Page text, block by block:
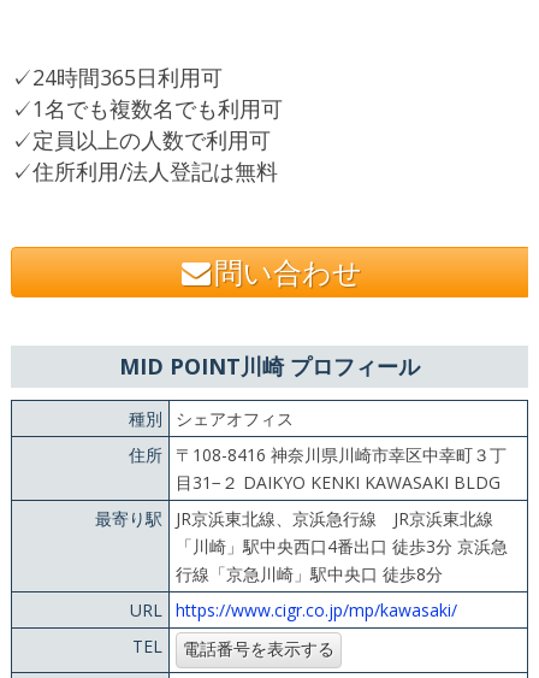
✓24時間365日利用可
✓1名でも複数名でも利用可
✓定員以上の人数で利用可
✓住所利用/法人登記は無料
問い合わせ
MID POINT川崎 プロフィール
種別
シェアオフィス
住所
〒108-8416 神奈川県川崎市幸区中幸町３丁
目31−２ DAIKYO KENKI KAWASAKI BLDG
最寄り駅
JR京浜東北線、京浜急行線 JR京浜東北線
「川崎」駅中央⻄⼝4番出⼝ 徒歩3分 京浜急
行線「京急川崎」駅中央⼝ 徒歩8分
URL https://www.cigr.co.jp/mp/kawasaki/
TEL